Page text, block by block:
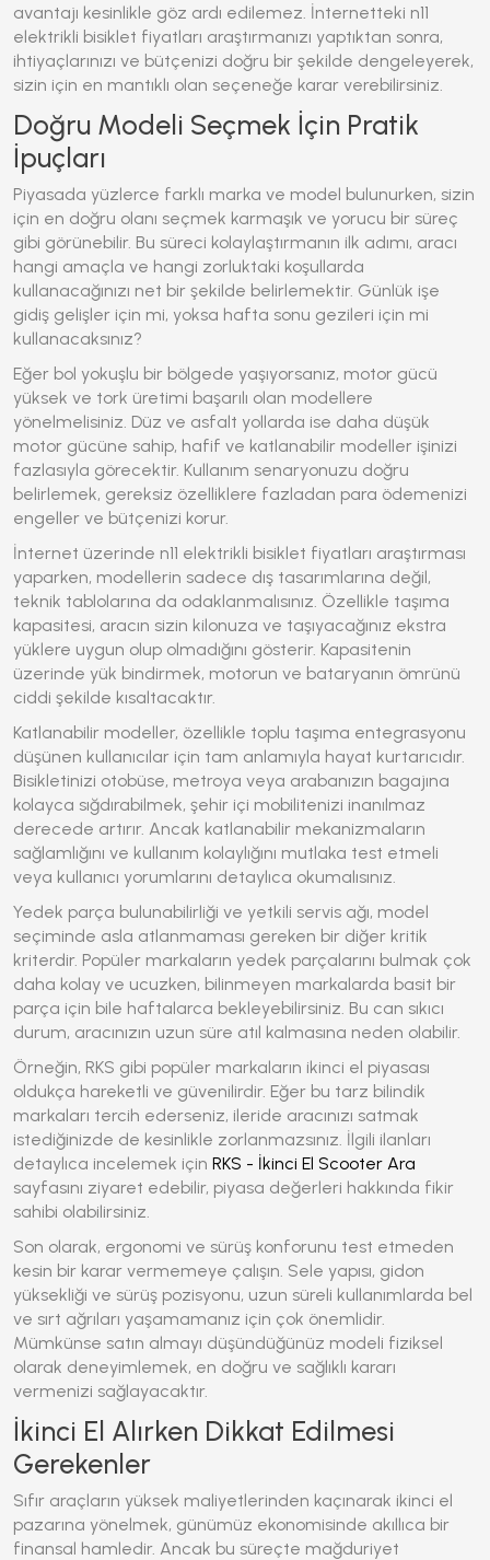
avantajı kesinlikle göz ardı edilemez. İnternetteki n11
elektrikli bisiklet fiyatları araştırmanızı yaptıktan sonra,
ihtiyaçlarınızı ve bütçenizi doğru bir şekilde dengeleyerek,
sizin için en mantıklı olan seçeneğe karar verebilirsiniz.
Doğru Modeli Seçmek İçin Pratik
İpuçları
Piyasada yüzlerce farklı marka ve model bulunurken, sizin
için en doğru olanı seçmek karmaşık ve yorucu bir süreç
gibi görünebilir. Bu süreci kolaylaştırmanın ilk adımı, aracı
hangi amaçla ve hangi zorluktaki koşullarda
kullanacağınızı net bir şekilde belirlemektir. Günlük işe
gidiş gelişler için mi, yoksa hafta sonu gezileri için mi
kullanacaksınız?
Eğer bol yokuşlu bir bölgede yaşıyorsanız, motor gücü
yüksek ve tork üretimi başarılı olan modellere
yönelmelisiniz. Düz ve asfalt yollarda ise daha düşük
motor gücüne sahip, hafif ve katlanabilir modeller işinizi
fazlasıyla görecektir. Kullanım senaryonuzu doğru
belirlemek, gereksiz özelliklere fazladan para ödemenizi
engeller ve bütçenizi korur.
İnternet üzerinde n11 elektrikli bisiklet fiyatları araştırması
yaparken, modellerin sadece dış tasarımlarına değil,
teknik tablolarına da odaklanmalısınız. Özellikle taşıma
kapasitesi, aracın sizin kilonuza ve taşıyacağınız ekstra
yüklere uygun olup olmadığını gösterir. Kapasitenin
üzerinde yük bindirmek, motorun ve bataryanın ömrünü
ciddi şekilde kısaltacaktır.
Katlanabilir modeller, özellikle toplu taşıma entegrasyonu
düşünen kullanıcılar için tam anlamıyla hayat kurtarıcıdır.
Bisikletinizi otobüse, metroya veya arabanızın bagajına
kolayca sığdırabilmek, şehir içi mobilitenizi inanılmaz
derecede artırır. Ancak katlanabilir mekanizmaların
sağlamlığını ve kullanım kolaylığını mutlaka test etmeli
veya kullanıcı yorumlarını detaylıca okumalısınız.
Yedek parça bulunabilirliği ve yetkili servis ağı, model
seçiminde asla atlanmaması gereken bir diğer kritik
kriterdir. Popüler markaların yedek parçalarını bulmak çok
daha kolay ve ucuzken, bilinmeyen markalarda basit bir
parça için bile haftalarca bekleyebilirsiniz. Bu can sıkıcı
durum, aracınızın uzun süre atıl kalmasına neden olabilir.
Örneğin, RKS gibi popüler markaların ikinci el piyasası
oldukça hareketli ve güvenilirdir. Eğer bu tarz bilindik
markaları tercih ederseniz, ileride aracınızı satmak
istediğinizde de kesinlikle zorlanmazsınız. İlgili ilanları
detaylıca incelemek için RKS - İkinci El Scooter Ara
sayfasını ziyaret edebilir, piyasa değerleri hakkında fikir
sahibi olabilirsiniz.
Son olarak, ergonomi ve sürüş konforunu test etmeden
kesin bir karar vermemeye çalışın. Sele yapısı, gidon
yüksekliği ve sürüş pozisyonu, uzun süreli kullanımlarda bel
ve sırt ağrıları yaşamamanız için çok önemlidir.
Mümkünse satın almayı düşündüğünüz modeli fiziksel
olarak deneyimlemek, en doğru ve sağlıklı kararı
vermenizi sağlayacaktır.
İkinci El Alırken Dikkat Edilmesi
Gerekenler
Sıfır araçların yüksek maliyetlerinden kaçınarak ikinci el
pazarına yönelmek, günümüz ekonomisinde akıllıca bir
finansal hamledir. Ancak bu süreçte mağduriyet